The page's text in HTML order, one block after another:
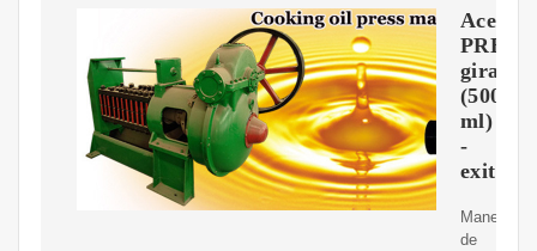
Aceite
girasol
(500
ml)
-
Manejo
de